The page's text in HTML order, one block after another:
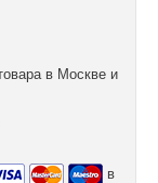
в Москве и
в